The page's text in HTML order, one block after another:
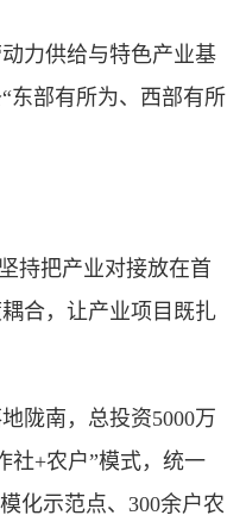
力供给与特色产业基
东部有所为、西部有所
持把产业对接放在首
合，让产业项目既扎
陇南，总投资5000万
社+农户”模式，统一
化示范点、300余户农